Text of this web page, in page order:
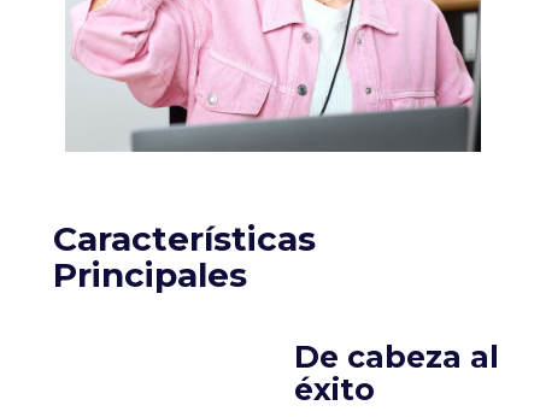
Características
Principales
De cabeza al
éxito